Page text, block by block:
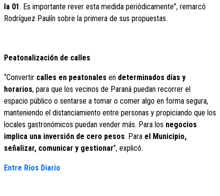
la 01. Es importante rever esta medida periódicamente”, remarcó
Rodríguez Paulín sobre la primera de sus propuestas.
Peatonalización de calles
“Convertir calles en peatonales en determinados días y
horarios, para que los vecinos de Paraná puedan recorrer el
espacio público o sentarse a tomar o comer algo en forma segura,
manteniendo el distanciamiento entre personas y propiciando que los
locales gastronómicos puedan vender más. Para los negocios
implica una inversión de cero pesos. Para el Municipio,
señalizar, comunicar y gestionar”, explicó.
Entre Ríos Diario